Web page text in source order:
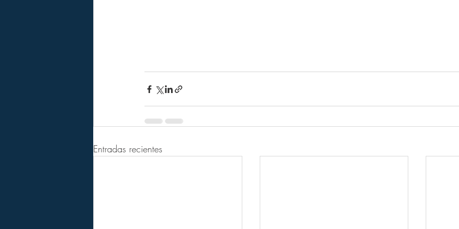
Entradas recientes